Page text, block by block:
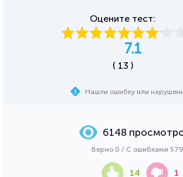
Оцените тест:
7.1
( 13 )
Нашли ошибку или
6148
Верно 0 / С ошибками 579
14 1